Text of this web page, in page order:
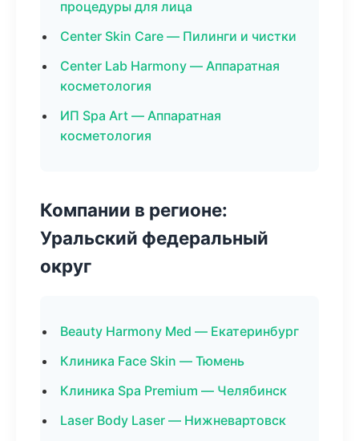
процедуры для лица
Center Skin Care — Пилинги и чистки
Center Lab Harmony — Аппаратная
косметология
ИП Spa Art — Аппаратная
косметология
Компании в регионе:
Уральский федеральный
округ
Beauty Harmony Med — Екатеринбург
Клиника Face Skin — Тюмень
Клиника Spa Premium — Челябинск
Laser Body Laser — Нижневартовск